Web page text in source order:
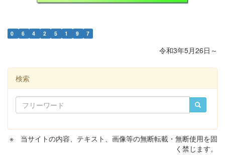
0 6 4 2 5 1 9 7
令和3年5月26日～
検索
※ 当サイトの内容、テキスト、画像等の無断転載・無断使用を固
く禁じます。